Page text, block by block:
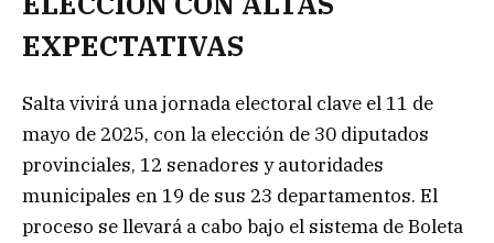
EXPECTATIVAS
Salta vivirá una jornada electoral clave el 11 de
mayo de 2025, con la elección de 30 diputados
provinciales, 12 senadores y autoridades
municipales en 19 de sus 23 departamentos. El
proceso se llevará a cabo bajo el sistema de Boleta